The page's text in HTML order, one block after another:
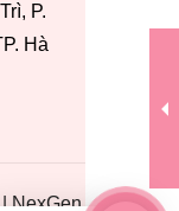
P.
Hà
NexGen